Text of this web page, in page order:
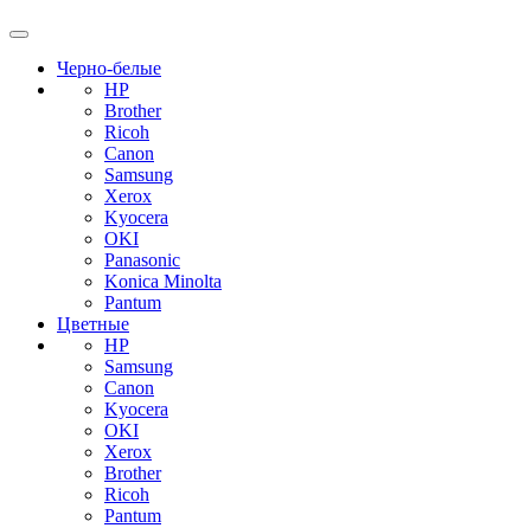
Черно-белые
HP
Brother
Ricoh
Canon
Samsung
Xerox
Kyocera
OKI
Panasonic
Konica Minolta
Pantum
Цветные
HP
Samsung
Canon
Kyocera
OKI
Xerox
Brother
Ricoh
Pantum